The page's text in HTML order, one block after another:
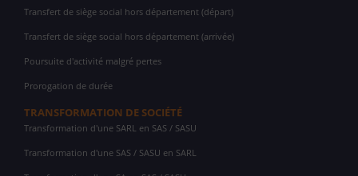
Transfert de siège social hors département (départ)
Transfert de siège social hors département (arrivée)
Poursuite d'activité malgré pertes
Prorogation de durée
TRANSFORMATION DE SOCIÉTÉ
Transformation d'une SARL en SAS / SASU
Transformation d'une SAS / SASU en SARL